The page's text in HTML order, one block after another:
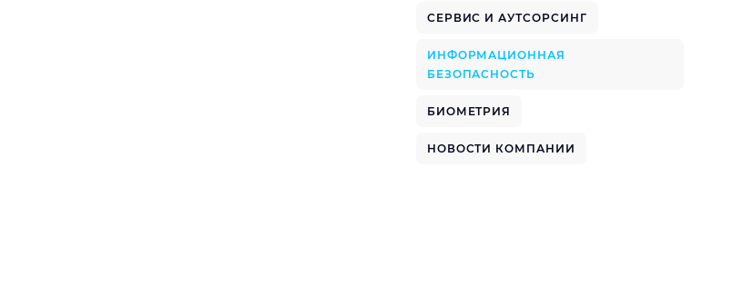
СЕРВИС И АУТСОРСИНГ
ИНФОРМАЦИОННАЯ
БЕЗОПАСНОСТЬ
БИОМЕТРИЯ
НОВОСТИ КОМПАНИИ